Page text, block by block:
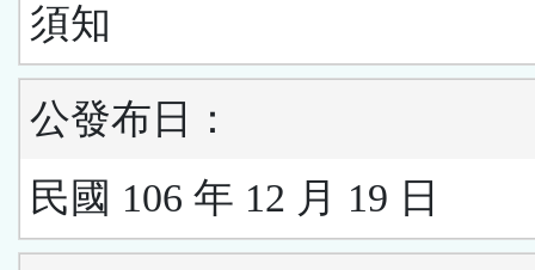
須知
公發布日：
民國 106 年 12 月 19 日